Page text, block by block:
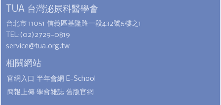
TUA 台灣泌尿科醫學會
台北市 11051 信義區基隆路一段432號6樓之1
TEL:(02)2729-0819
service@tua.org.tw
相關網站
官網入口 半年會網 E-School
簡報上傳 學會雜誌 舊版官網